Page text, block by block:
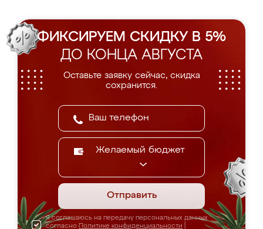
ФИКСИРУЕМ СКИДКУ В 5%
ДО КОНЦА АВГУСТА
Оставьте заявку сейчас, скидка
сохранится.
Желаемый бюджет
Отправить
Я соглашаюсь на передачу персональных данных
согласно Политике конфиденциальности